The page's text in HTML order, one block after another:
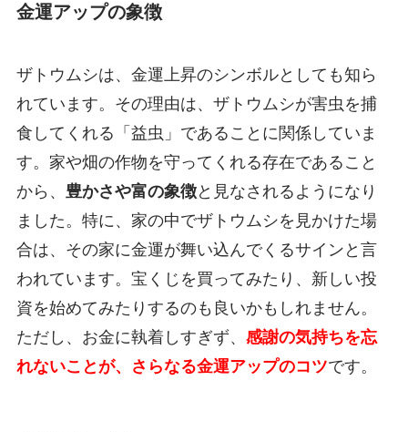
金運アップの象徴
ザトウムシは、金運上昇のシンボルとしても知ら
れています。その理由は、ザトウムシが害虫を捕
食してくれる「益虫」であることに関係していま
す。家や畑の作物を守ってくれる存在であること
から、 豊かさや富の象徴と見なされるようになり
ました。特に、家の中でザトウムシを見かけた場
合は、その家に金運が舞い込んでくるサインと言
われています。宝くじを買ってみたり、新しい投
資を始めてみたりするのも良いかもしれません。
ただし、お金に執着しすぎず、 感謝の気持ちを忘
れないことが、さらなる金運アップのコツです。